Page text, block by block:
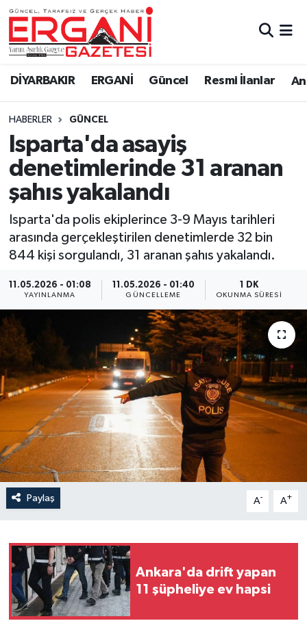
DİYARBAKIR ERGANİ Güncel Resmi İlanlar
HABERLER GÜNCEL
Isparta'da asayiş
denetimlerinde 31 aranan
şahıs yakalandı
Isparta'da polis ekiplerince 3-9 Mayıs tarihleri
arasında gerçekleştirilen denetimlerde 32 bin
844 kişi sorgulandı, 31 aranan şahıs yakalandı.
11.05.2026 - 01:08
YAYINLANMA
11.05.2026 - 01:40
GÜNCELLEME
1 DK
OKUNMA SÜRESI
Paylaş A- A+
Ankara'da drift yapan
11 şüpheliye ev hapsi
DİYARBAKIR
BİSMİL
BAĞLAR
ERGANİ
Güncel
Eği̇ti̇m
Resmi İlanlar
Sağlık
Si̇yaset
Spor
Anali̇z
Bi̇li̇m & Teknoloji̇
Dünya
Eği̇ti̇m
Ergani Nöbetçi Eczaneler
Ergani Hava Durumu
Ergani Trafik Yoğunluk Haritası
Süper Lig Puan Durumu ve Fikstür
Tüm Manşetler
Son Dakika Haberleri
Haber Arşivi